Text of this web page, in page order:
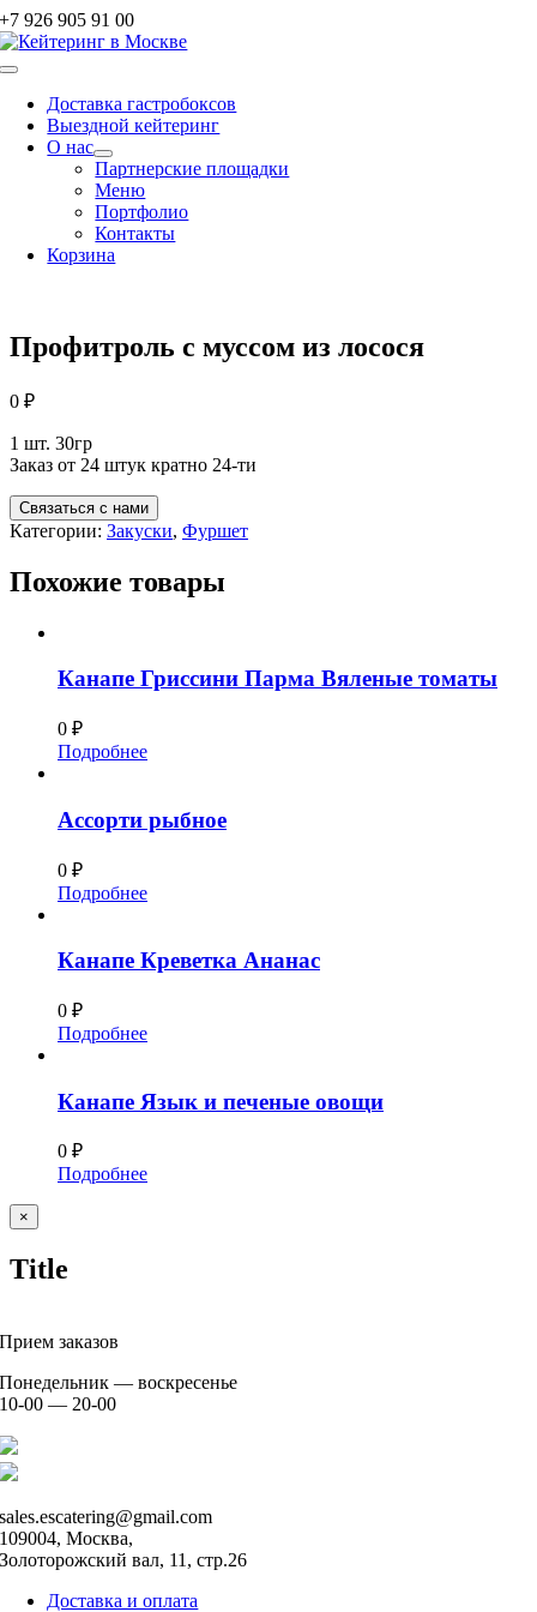
Skip
to
content
+7 926 905 91 00
Toggle
NavigationДоставка гастробоксов
Выездной кейтеринг
О нас
Партнерские площадки
Меню
Портфолио
Контакты
Корзина
Профитроль с муссом из лосося
0 ₽
1 шт. 30гр
Заказ от 24 штук кратно 24-ти
Связаться с нами
Категории: Закуски, Фуршет
Похожие товары
Канапе Гриссини Парма Вяленые томаты
0 ₽
Подробнее
Ассорти рыбное
0 ₽
Подробнее
Канапе Креветка Ананас
0 ₽
Подробнее
Канапе Язык и печеные овощи
0 ₽
Подробнее
Close
product
×
Title
Прием заказов
Понедельник — воскресенье
10-00 — 20-00
sales.escatering@gmail.com
109004, Москва,
Золоторожский вал, 11, стр.26
Доставка и оплата